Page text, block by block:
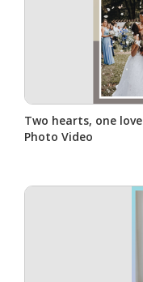
Two hearts, one love
Photo Video